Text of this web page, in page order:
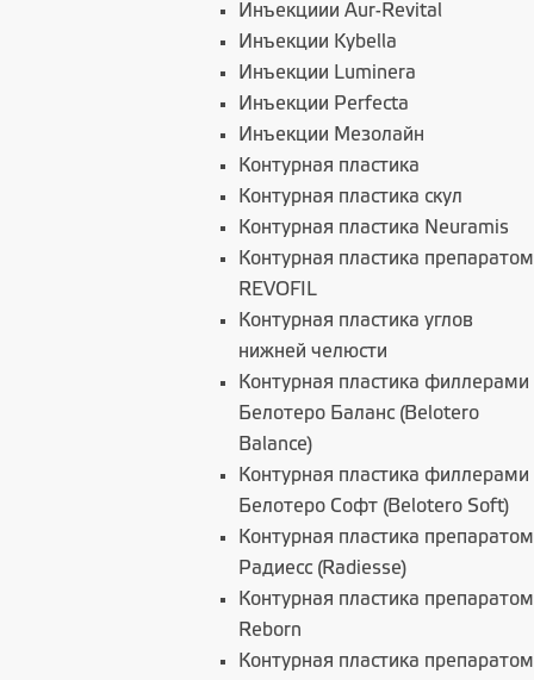
Инъекциии Aur-Revital
Инъекции Kybella
Инъекции Luminera
Инъекции Perfecta
Инъекции Мезолайн
Контурная пластика
Контурная пластика скул
Контурная пластика Neuramis
Контурная пластика препаратом
REVOFIL
Контурная пластика углов
нижней челюсти
Контурная пластика филлерами
Белотеро Баланс (Belotero
Balance)
Контурная пластика филлерами
Белотеро Софт (Belotero Soft)
Контурная пластика препаратом
Радиесс (Radiesse)
Контурная пластика препаратом
Reborn
Контурная пластика препаратом